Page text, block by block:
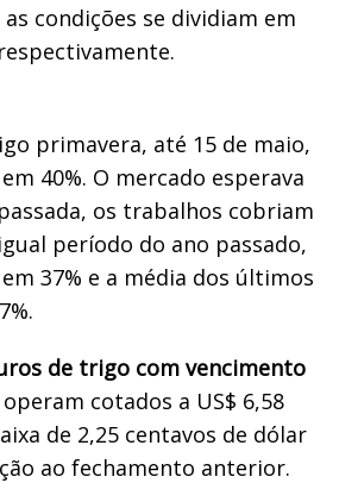
condições se dividiam em
primavera, até 15 de maio,
40%. O mercado esperava
os trabalhos cobriam
período do ano passado,
37% e a média dos últimos
de trigo com vencimento
operam cotados a US$ 6,58
de 2,25 centavos de dólar
ao fechamento anterior.